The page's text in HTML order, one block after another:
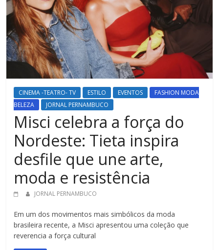
CINEMA -TEATRO- TV ESTILO EVENTOS
FASHION MODA
BELEZA
JORNAL PERNAMBUCO
Misci celebra a força do
Nordeste: Tieta inspira
desfile que une arte,
moda e resistência
JORNAL PERNAMBUCO
Em um dos movimentos mais simbólicos da moda
brasileira recente, a Misci apresentou uma coleção que
reverencia a força cultural